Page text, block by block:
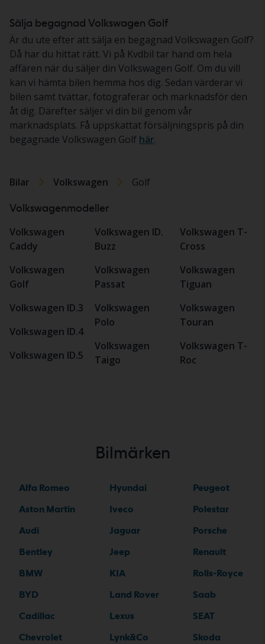
Sälja begagnad Volkswagen Golf
Är du ute efter att sälja en begagnad Volkswagen Golf?
Då har du hittat rätt. Vi på Kvdbil tar hand om hela
affären när du säljer din Volkswagen Golf. Om du vill
kan vi hämta bilen hemma hos dig. Sedan värderar vi
bilen samt tvättar, fotograferar och marknadsför den
åt dig. Därefter säljer vi din bil genom vår
marknadsplats. Få uppskattat försäljningspris på din
begagnade Volkswagen Golf här.
Bilar Volkswagen Golf
Volkswagenmodeller
Volkswagen
Caddy
Volkswagen
Golf
Volkswagen ID.3
Volkswagen ID.4
Volkswagen ID.5
Volkswagen ID.
Buzz
Volkswagen
Passat
Volkswagen
Polo
Volkswagen
Taigo
Volkswagen T-
Cross
Volkswagen
Tiguan
Volkswagen
Touran
Volkswagen T-
Roc
Bilmärken
Alfa Romeo
Aston Martin
Audi
Bentley
BMW
BYD
Cadillac
Chevrolet
Hyundai
Iveco
Jaguar
Jeep
KIA
Land Rover
Lexus
Lynk&Co
Peugeot
Polestar
Porsche
Renault
Rolls-Royce
Saab
SEAT
Skoda